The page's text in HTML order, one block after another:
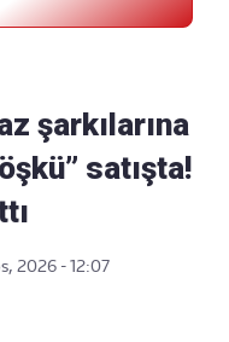
şarkılarına
satışta!
2026 - 12:07